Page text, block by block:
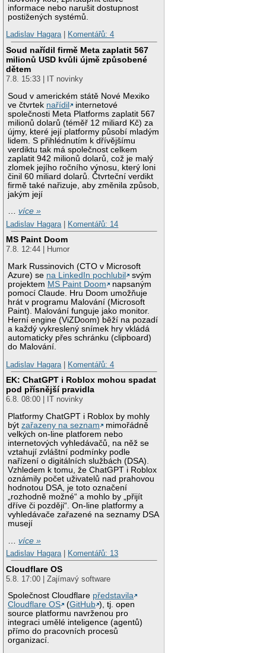
informace nebo narušit dostupnost
postižených systémů.
Ladislav Hagara| Komentářů: 4
Soud nařídil firmě Meta zaplatit 567
milionů USD kvůli újmě způsobené
dětem
7.8. 15:33 | IT novinky
Soud v americkém státě Nové Mexiko
ve čtvrtek nařídil
internetové
společnosti Meta Platforms zaplatit 567
milionů dolarů (téměř 12 miliard Kč) za
újmy, které její platformy působí mladým
lidem. S přihlédnutím k dřívějšímu
verdiktu tak má společnost celkem
zaplatit 942 milionů dolarů, což je malý
zlomek jejího ročního výnosu, který loni
činil 60 miliard dolarů. Čtvrteční verdikt
firmě také nařizuje, aby změnila způsob,
jakým její
…více »
Ladislav Hagara
Komentářů: 14
MS Paint Doom
7.8. 12:44 | Humor
Mark Russinovich (CTO v Microsoft
Azure) se na LinkedIn pochlubil
svým
projektem MS Paint Doom
napsaným
pomocí Claude. Hru Doom umožňuje
hrát v programu Malování (Microsoft
Paint). Malování funguje jako monitor.
Herní engine (ViZDoom) běží na pozadí
a každý vykreslený snímek hry vkládá
automaticky přes schránku (clipboard)
do Malování.
Ladislav Hagara | Komentářů: 4
EK: ChatGPT i Roblox mohou spadat
pod přísnější pravidla
6.8. 08:00 | IT novinky
Platformy ChatGPT i Roblox by mohly
býtzařazeny na seznam
mimořádně
velkých on-line platforem nebo
internetových vyhledávačů, na něž se
vztahují zvláštní podmínky podle
nařízení o digitálních službách (DSA).
Vzhledem k tomu, že ChatGPT i Roblox
oznámily počet uživatelů nad prahovou
hodnotou DSA, je toto označení
„rozhodně možné“ a mohlo by „přijít
dříve či později“. On-line platformy a
vyhledávače zařazené na seznamy DSA
musejí
…více »
Ladislav Hagara| Komentářů: 13
Cloudflare OS
5.8. 17:00 | Zajímavý software
Společnost Cloudflare představila
Cloudflare OS
(GitHub ), tj. open
source platformu navrženou pro
integraci umělé inteligence (agentů)
přímo do pracovních procesů
organizací.